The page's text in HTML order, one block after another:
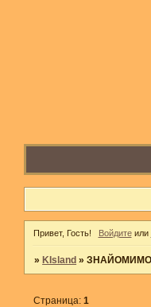
Привет, Гость! Войдитеили
» KIsland »
Страница:1